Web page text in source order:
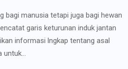
bagi manusia tetapi juga bagi hewan
garis keturunan induk jantan
informasi lngkap tentang asal
untuk...